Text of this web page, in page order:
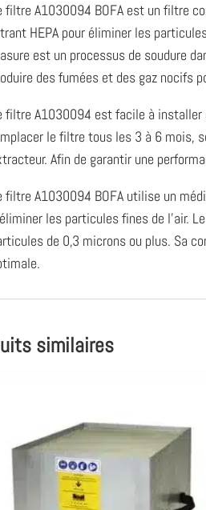
filtre A1030094 BOFA est un filtre
HEPA pour éliminer les
est un processus de soudure
des fumées et des gaz nocifs
filtre A1030094 est facile à installer
le filtre tous les 3 à 6 mois,
Afin de garantir une
filtre A1030094 BOFA utilise un
les particules fines de l’air.
de 0,3 microns ou plus. Sa
similaires